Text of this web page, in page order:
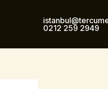
0212 259 2949